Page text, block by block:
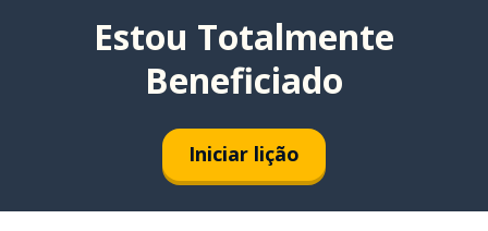
Estou Totalmente
Beneficiado
Iniciar lição